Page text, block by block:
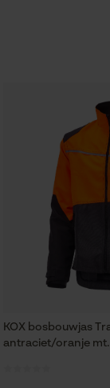
KOX bosbouwjas
antraciet/oranje mt.